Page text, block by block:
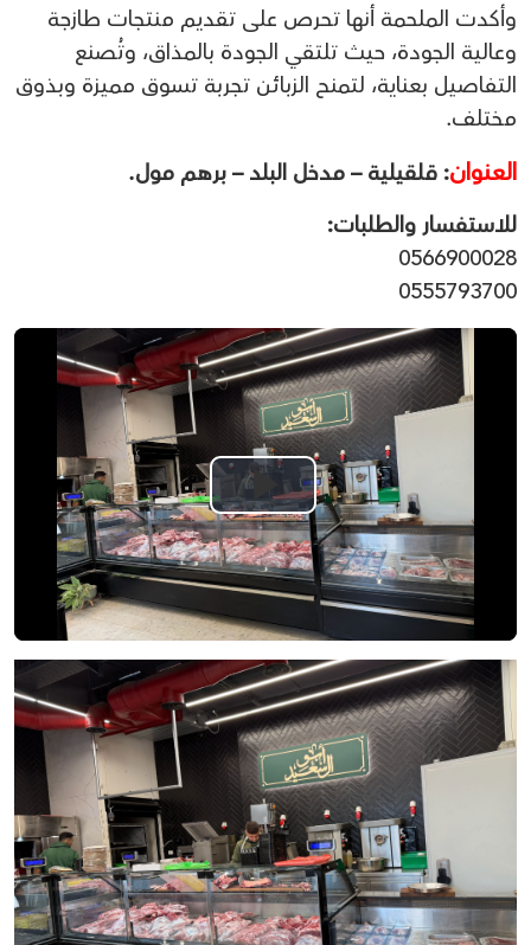
وأكدت الملحمة أنها تحرص على تقديم منتجات طازجة
وعالية الجودة، حيث تلتقي الجودة بالمذاق، وتُصنع
التفاصيل بعناية، لتمنح الزبائن تجربة تسوق مميزة وبذوق
مختلف.
العنوان: قلقيلية – مدخل البلد – برهم مول.
للاستفسار والطلبات:
0566900028
0555793700
Play
Video